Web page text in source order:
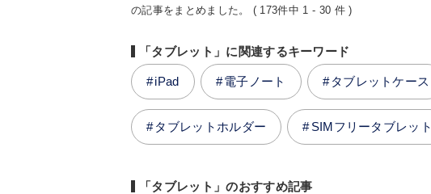
の記事をまとめました。 ( 173件中 1 - 30 件 )
「タブレット」に関連するキーワード
iPad 電子ノート タブレットケース
タブレットホルダー SIMフリータブレット
「タブレット」のおすすめ記事